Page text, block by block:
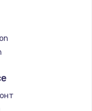
Eigen
Honor
Qyron
Doffler
Bosch
Elitech
STIHL